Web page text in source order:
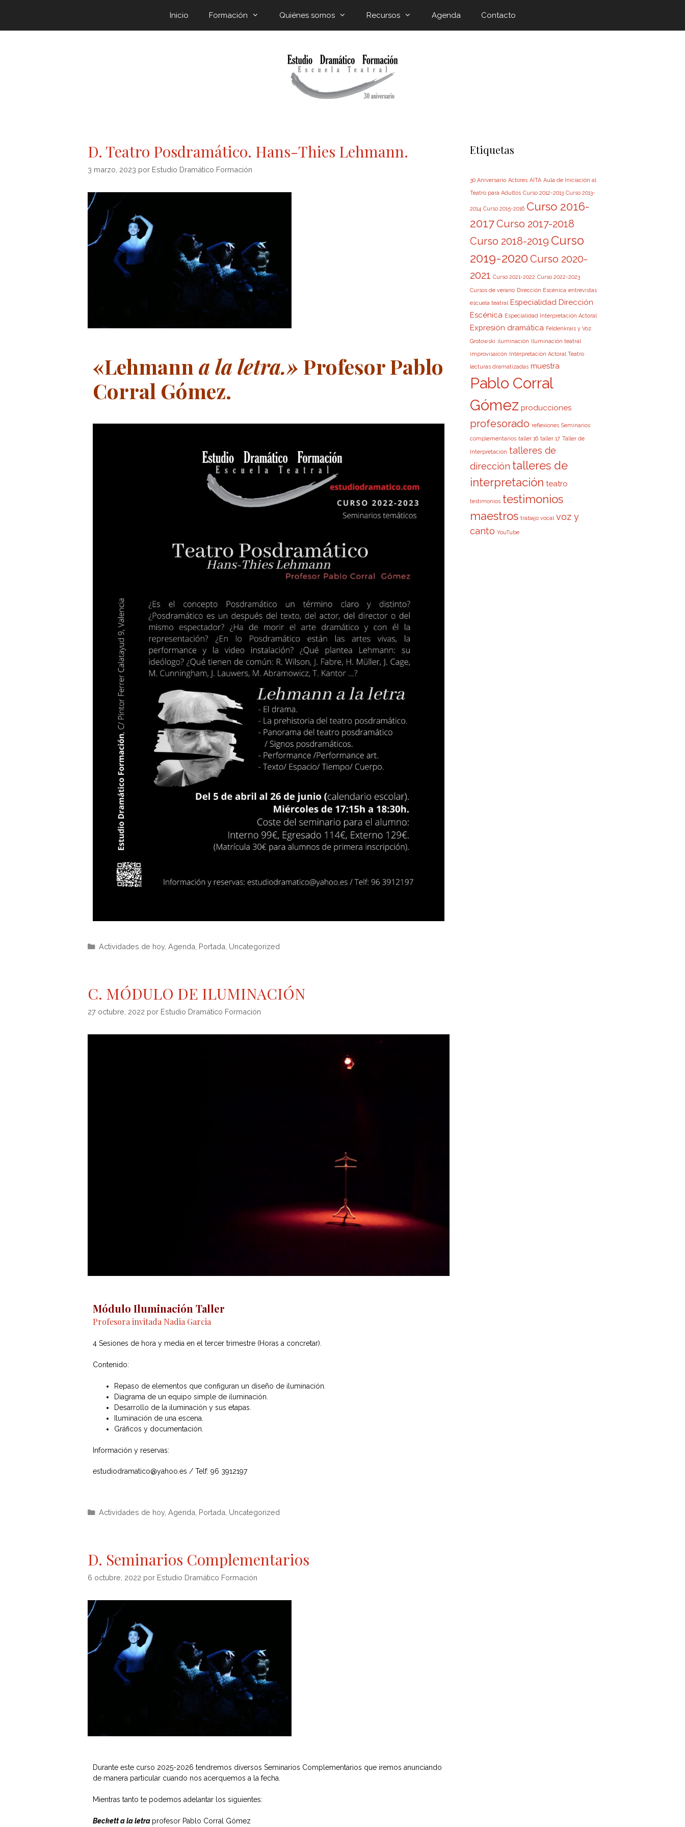
Inicio Formación Quiénes somos Recursos Agenda Contacto
D. Teatro Posdramático. Hans-Thies Lehmann.
3 marzo, 2023 por Estudio Dramático Formación
«Lehmann a la letra.» Profesor Pablo
Corral Gómez.
Actividades de hoy, Agenda Portada Uncategorized
C. MÓDULO DE ILUMINACIÓN
27 octubre, 2022 por Estudio Dramático Formación
Módulo Iluminación Taller
Profesora invitada Nadia Garcia
4 Sesiones de hora y media en el tercer trimestre (Horas a concretar).
Contenido:
Repaso de elementos que configuran un diseño de iluminación.
Diagrama de un equipo simple de iluminación.
Desarrollo de la iluminación y sus etapas.
Iluminación de una escena.
Gráficos y documentación.
Información y reservas:
estudiodramatico@yahoo.es / Telf: 96 3912197
Actividades de hoy, Agenda Portada Uncategorized
D. Seminarios Complementarios
6 octubre, 2022 por Estudio Dramático Formación
Durante este curso 2025-2026 tendremos diversos Seminarios Complementarios que iremos anunciando
de manera particular cuando nos acerquemos a la fecha.
Mientras tanto te podemos adelantar los siguientes:
Beckett a la letra profesor Pablo Corral Gómez
Etiquetas
30 Aniversario Actores AITA Aula de Iniciación al
Teatro para Adultos Curso 2012-2013 Curso 2013-
2014 Curso 2015-2016 Curso 2016-
2017Curso 2017-2018
Curso 2018-2019 Curso
2019-2020 Curso 2020-
2021 Curso 2021-2022 Curso 2022-2023
Cursos de verano Dirección Escénica entrevistas
escuela teatral Especialidad Dirección
Escénica Especialidad Interpretación Actoral
Expresión dramática Feldenkrais y Voz
Grotowski iluminación Iluminación teatral
improvisaicón Interpretación Actoral Teatro
lecturas dramatizadas muestra
Pablo Corral
Gómez producciones
profesorado reflexiones Seminarios
complementarios taller 16 taller 17 Taller de
Interpretación talleres de
dirección talleres de
interpretación teatro
testimonios testimonios
maestros trabajo vocal voz y
canto YouTube